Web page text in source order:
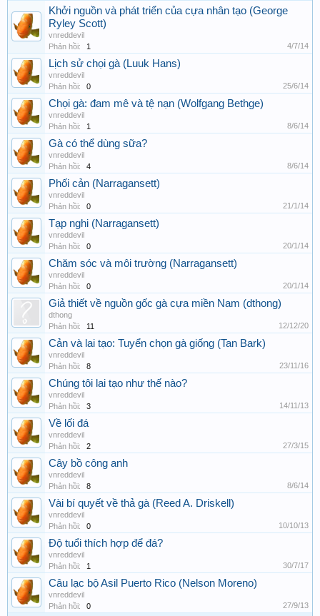
Khởi nguồn và phát triển của cựa nhân tạo (George
Ryley Scott)
vnreddevil
Phản hồi:
1 4/7/14
Lịch sử chọi gà (Luuk Hans)
vnreddevil
Phản hồi:
0 25/6/14
Chọi gà: đam mê và tệ nạn (Wolfgang Bethge)
vnreddevil
Phản hồi:
1 8/6/14
Gà có thể dùng sữa?
vnreddevil
Phản hồi:
4 8/6/14
Phối cản (Narragansett)
vnreddevil
Phản hồi:
0 21/1/14
Tạp nghi (Narragansett)
vnreddevil
Phản hồi:
0 20/1/14
Chăm sóc và môi trường (Narragansett)
vnreddevil
Phản hồi:
0 20/1/14
Giả thiết về nguồn gốc gà cựa miền Nam (dthong)
dthong
Phản hồi:
11 12/12/20
Cản và lai tạo: Tuyển chọn gà giống (Tan Bark)
vnreddevil
Phản hồi:
8 23/11/16
Chúng tôi lai tạo như thế nào?
vnreddevil
Phản hồi:
3 14/11/13
Về lối đá
vnreddevil
Phản hồi:
2 27/3/15
Cây bồ công anh
vnreddevil
Phản hồi:
8 8/6/14
Vài bí quyết về thả gà (Reed A. Driskell)
vnreddevil
Phản hồi:
0 10/10/13
Độ tuổi thích hợp để đá?
vnreddevil
Phản hồi:
1 30/7/17
Câu lạc bộ Asil Puerto Rico (Nelson Moreno)
vnreddevil
Phản hồi:
0
27/9/13